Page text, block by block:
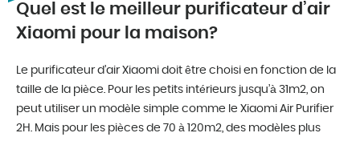
Quel est le meilleur purificateur d’air
Xiaomi pour la maison?
Le purificateur d’air Xiaomi doit être choisi en fonction de la
taille de la pièce. Pour les petits intérieurs jusqu’à 31m2, on
peut utiliser un modèle simple comme le Xiaomi Air Purifier
2H. Mais pour les pièces de 70 à 120m2, des modèles plus